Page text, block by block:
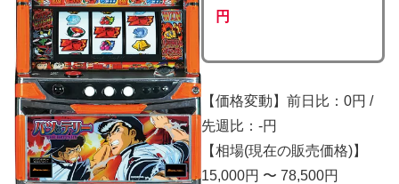
円
【価格変動】前日比：0円 /
先週比：-円
【相場(現在の販売価格)】
15,000円 〜 78,500円